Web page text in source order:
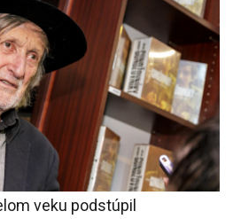
veku podstúpil